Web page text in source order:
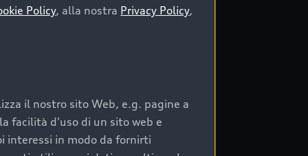
nel tempo;
Policy, alla nostra Privacy Policy,
il nostro sito Web, e.g. pagine a
facilità d'uso di un sito web e
interessi in modo da fornirti